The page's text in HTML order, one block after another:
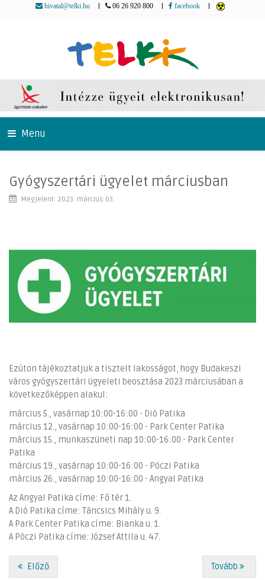
hivatal@telki.hu 06 26 920 800 facebook
Menu
Gyógyszertári ügyelet márciusban
Megjelent: 2023. március 03.
Ezúton tájékoztatjuk a tisztelt lakosságot, hogy Budakeszi
város gyógyszertári ügyeleti beosztása 2023 márciusában a
következőképpen alakul:
március 5., vasárnap 10:00-16:00 - Dió Patika
március 12., vasárnap 10:00-16:00 - Park Center Patika
március 15., munkaszüneti nap 10:00-16:00 - Park Center
Patika
március 19., vasárnap 10:00-16:00 - Póczi Patika
március 26., vasárnap 10:00-16:00 - Angyal Patika
Az Angyal Patika címe: Fő tér 1.
A Dió Patika címe: Táncsics Mihály u. 9.
A Park Center Patika címe: Bianka u. 1.
A Póczi Patika címe: József Attila u. 47.
Előző Tovább